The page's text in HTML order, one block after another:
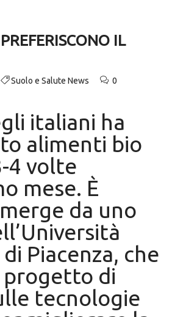
IL
Suolo e Salute News 0
italiani ha
alimenti bio
4 volte
mese. È
da uno
Piacenza, che
progetto di
tecnologie